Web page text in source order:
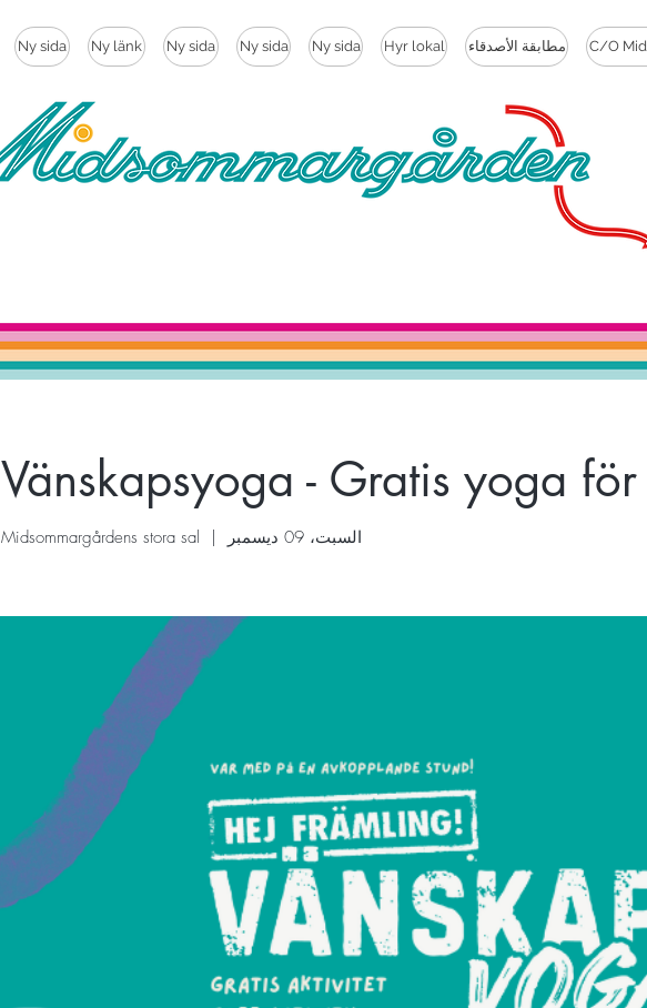
Ny sida Ny länk Ny sida Ny sida Ny sida Hyr lokal مطابقة الأصدقاء C/O
Vänskapsyoga - Gratis yoga
السبت، 09 ديسمبر
  |
Midsommargårdens stora sal